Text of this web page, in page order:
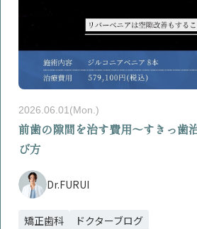
2026.06.01(Mon.)
前歯の隙間を治す費用〜すきっ歯
び方
Dr.FURUI
矯正歯科
ドクターブログ